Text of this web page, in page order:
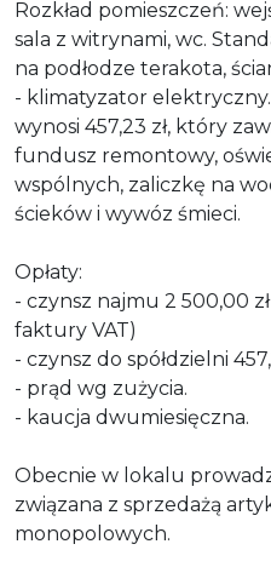
Rozkład pomieszczeń:
sala z witrynami, wc.
na podłodze terakota,
- klimatyzator
wynosi 457,23 zł, który
fundusz remontowy,
wspólnych, zaliczkę na
ścieków i wywóz śmieci.
Opłaty:
- czynsz najmu 2 500,00
faktury VAT)
- czynsz do spółdzielni
- prąd wg zużycia.
- kaucja dwumiesięczna.
Obecnie w lokalu
związana z sprzedażą
monopolowych.